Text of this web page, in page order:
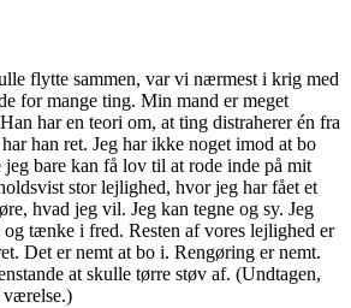
flytte sammen, var vi nærmest i krig med
for mange ting. Min mand er meget
har en teori om, at ting distraherer én fra
han ret. Jeg har ikke noget imod at bo
bare kan få lov til at rode inde på mit
stor lejlighed, hvor jeg har fået et
hvad jeg vil. Jeg kan tegne og sy. Jeg
og tænke i fred. Resten af vores lejlighed er
Det er nemt at bo i. Rengøring er nemt.
at skulle tørre støv af. (Undtagen,
værelse.)